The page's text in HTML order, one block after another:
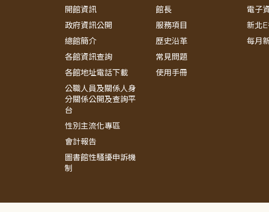
開館資訊
政府資訊公開
總館簡介
各館資訊查詢
各館地址電話下載
公職人員及關係人身
分關係公開及查詢平
台
性別主流化專區
會計報告
圖書館性騷擾申訴機
制
館長
服務項目
歷史沿革
常見問題
使用手冊
電子
新北
每月